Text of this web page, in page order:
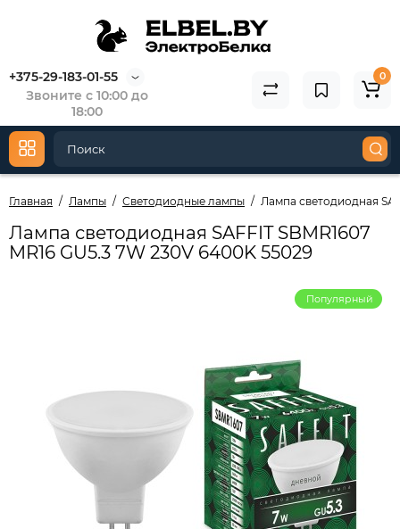
+375-29-183-01-55
Звоните с 10:00 до
18:00
0
Главная Лампы Светодиодные лампы Лампа светодиодная
Лампа светодиодная SAFFIT SBMR1607
MR16 GU5.3 7W 230V 6400K 55029
Популярный